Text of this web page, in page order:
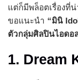
แต่ก็มีพล็อตเรื่องที่
ขอแนะนำ “มินิ
ตัวกลุ่มศิลปินไอดอ
1. Dream